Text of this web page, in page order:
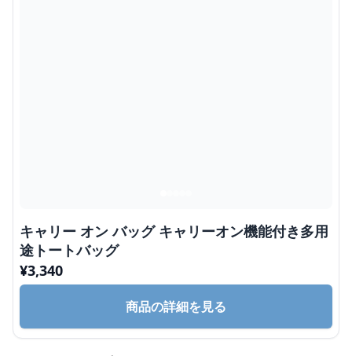
キャリー オン バッグ キャリーオン機能付き多用
途トートバッグ
¥3,340
商品の詳細を見る